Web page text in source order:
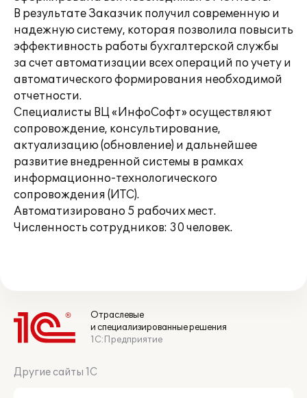
В результате Заказчик получил современную и
надежную систему, которая позволила повысить
эффективность работы бухгалтерской службы
за счет автоматизации всех операций по учету и
автоматического формирования необходимой
отчетности.
Специалисты ВЦ «ИнфоСофт» осуществляют
сопровождение, консультирование,
актуализацию (обновление) и дальнейшее
развитие внедренной системы в рамках
информационно-технологического
сопровождения (ИТС).
Автоматизировано 5 рабочих мест.
Численность сотрудников: 30 человек.
Отраслевые
и специализированные решения
1С:Предприятие
Другие сайты 1С